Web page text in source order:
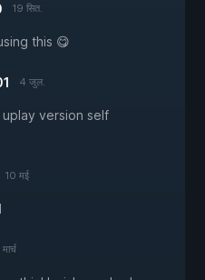
19 सित.
this 😋
4 जुल.
version self
10 मई